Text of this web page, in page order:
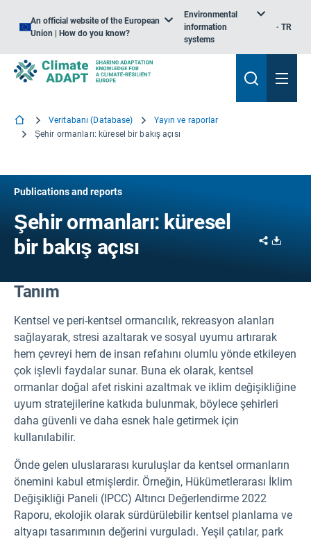
An official website of the European
Union | How do you know?
Environmental
information
systems
TR
Veritabanı (Database)
Yayın ve raporlar
Şehir ormanları: küresel bir bakış açısı
Publications and reports
Şehir ormanları: küresel
bir bakış açısı
Share
Tanım
Kentsel ve peri-kentsel ormancılık, rekreasyon alanları
sağlayarak, stresi azaltarak ve sosyal uyumu artırarak
hem çevreyi hem de insan refahını olumlu yönde etkileyen
çok işlevli faydalar sunar. Buna ek olarak, kentsel
ormanlar doğal afet riskini azaltmak ve iklim değişikliğine
uyum stratejilerine katkıda bulunmak, böylece şehirleri
daha güvenli ve daha esnek hale getirmek için
kullanılabilir.
Önde gelen uluslararası kuruluşlar da kentsel ormanların
önemini kabul etmişlerdir. Örneğin, Hükümetlerarası İklim
Değişikliği Paneli (IPCC) Altıncı Değerlendirme 2022
Raporu, ekolojik olarak sürdürülebilir kentsel planlama ve
altyapı tasarımının değerini vurguladı. Yeşil çatılar, park